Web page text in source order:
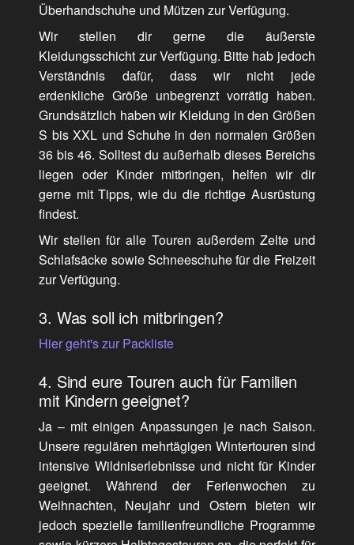
Überhandschuhe und Mützen zur Verfügung.
Wir stellen dir gerne die äußerste
Kleidungsschicht zur Verfügung. Bitte hab jedoch
Verständnis dafür, dass wir nicht jede
erdenkliche Größe unbegrenzt vorrätig haben.
Grundsätzlich haben wir Kleidung in den Größen
S bis XXL und Schuhe in den normalen Größen
36 bis 46. Solltest du außerhalb dieses Bereichs
liegen oder Kinder mitbringen, helfen wir dir
gerne mit Tipps, wie du die richtige Ausrüstung
findest.
Wir stellen für alle Touren außerdem Zelte und
Schlafsäcke sowie Schneeschuhe für die Freizeit
zur Verfügung.
3. Was soll ich mitbringen?
Hier geht's zur Packliste
4. Sind eure Touren auch für Familien
mit Kindern geeignet?
Ja – mit einigen Anpassungen je nach Saison.
Unsere regulären mehrtägigen Wintertouren sind
intensive Wildniserlebnisse und nicht für Kinder
geeignet. Während der Ferienwochen zu
Weihnachten, Neujahr und Ostern bieten wir
jedoch spezielle familienfreundliche Programme